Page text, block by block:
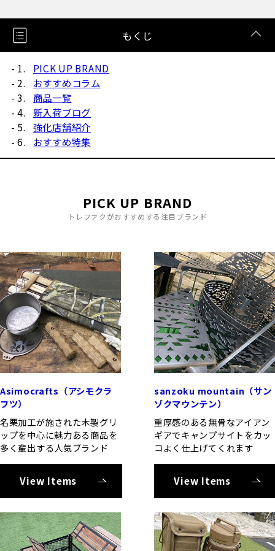
もくじ
PICK UP BRAND
おすすめコラム
商品一覧
新入荷ブログ
強化店舗紹介
おすすめ特集
PICK UP BRAND
トレファクがおすすめする注目ブランド
Asimocrafts（アシモクラ
フツ）
名栗加工が施された木製グリ
ップを中心に魅力ある商品を
多く輩出する人気ブランド
View Items
sanzoku mountain（サン
ゾクマウンテン）
重厚感のある無骨なアイアン
ギアでキャンプサイトをカッ
コよく仕上げてくれます
View Items